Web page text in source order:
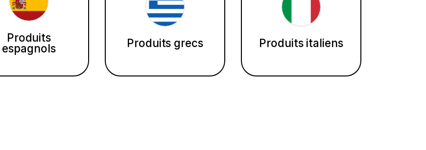
Produits
espagnols
Produits grecs Produits italiens